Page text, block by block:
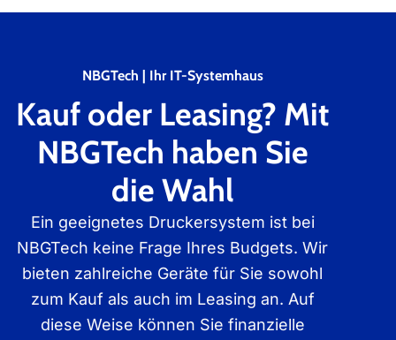
NBGTech | Ihr IT-Systemhaus
Kauf oder Leasing? Mit
NBGTech haben Sie
die Wahl
Ein geeignetes Druckersystem ist bei
NBGTech keine Frage Ihres Budgets. Wir
bieten zahlreiche Geräte für Sie sowohl
zum Kauf als auch im Leasing an. Auf
diese Weise können Sie finanzielle